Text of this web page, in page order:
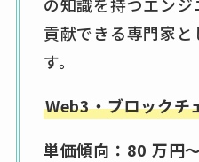
貢献できる専門家
す。
Web3・ブロックチ
単価傾向：80 万円